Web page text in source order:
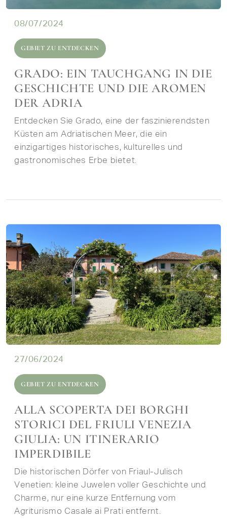
08/07/2024
GEBIET ZU ENTDECKEN
GRADO: EIN TAUCHGANG IN DIE
GESCHICHTE UND DIE AROMEN
DER ADRIA
Entdecken Sie Grado, eine der faszinierendsten
Küsten am Adriatischen Meer, die ein
einzigartiges historisches, kulturelles und
gastronomisches Erbe bietet.
27/06/2024
GEBIET ZU ENTDECKEN
ALLA SCOPERTA DEI BORGHI
STORICI DEL FRIULI VENEZIA
GIULIA: UN ITINERARIO
IMPERDIBILE
Die historischen Dörfer von Friaul-Julisch
Venetien: kleine Juwelen voller Geschichte und
Charme, nur eine kurze Entfernung vom
Agriturismo Casale ai Prati entfernt.